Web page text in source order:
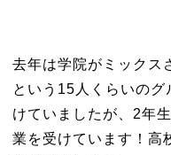
去年は学院がミックス
という15人くらいの
けていましたが、2年
業を受けています！高